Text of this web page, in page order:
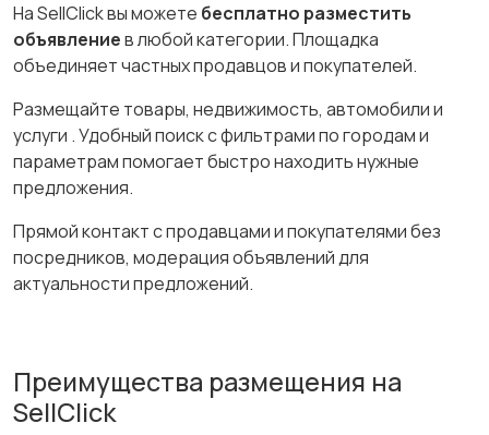
На SellClick вы можете бесплатно разместить
объявлениев любой категории. Площадка
объединяет частных продавцов и покупателей.
Размещайте товары, недвижимость, автомобили и
услуги . Удобный поиск с фильтрами по городам и
параметрам помогает быстро находить нужные
предложения.
Прямой контакт с продавцами и покупателями без
посредников, модерация объявлений для
актуальности предложений.
Преимущества размещения на
SellClick